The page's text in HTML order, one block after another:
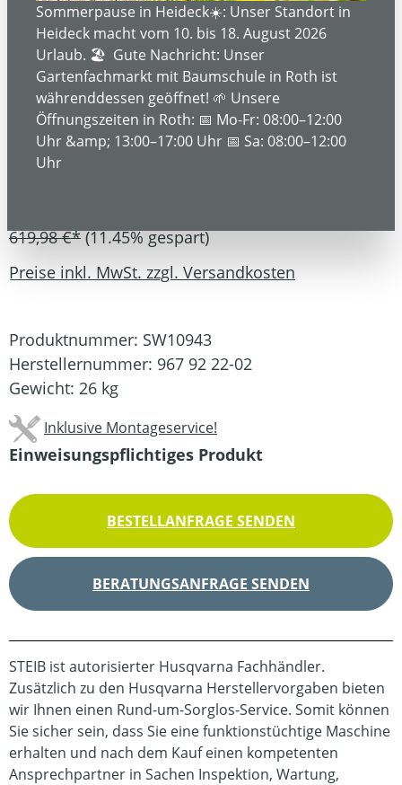
619,98 €* (11.45% gespart)
Preise inkl. MwSt. zzgl. Versandkosten
Produktnummer: SW10943
Herstellernummer: 967 92 22-02
Gewicht: 26 kg
Inklusive Montageservice!
Einweisungspflichtiges Produkt
BESTELLANFRAGE SENDEN
BERATUNGSANFRAGE SENDEN
STEIB ist autorisierter Husqvarna Fachhändler.
Zusätzlich zu den Husqvarna Herstellervorgaben bieten
wir Ihnen einen Rund-um-Sorglos-Service. Somit können
Sie sicher sein, dass Sie eine funktionstüchtige Maschine
erhalten und nach dem Kauf einen kompetenten
Ansprechpartner in Sachen Inspektion, Wartung,
Sommerpause in Heideck☀️: Unser Standort in
Heideck macht vom 10. bis 18. August 2026
Urlaub. 🏖️ Gute Nachricht: Unser
Gartenfachmarkt mit Baumschule in Roth ist
währenddessen geöffnet! 🌱 Unsere
Öffnungszeiten in Roth: 📅 Mo-Fr: 08:00–12:00
Uhr &amp; 13:00–17:00 Uhr 📅 Sa: 08:00–12:00
Uhr